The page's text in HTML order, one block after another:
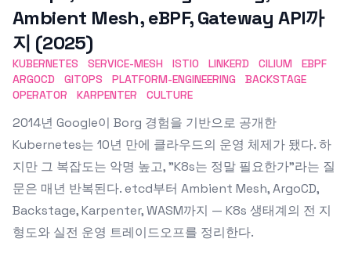
Ambient Mesh, eBPF, Gateway API까
지 (2025)
KUBERNETES SERVICE-MESH ISTIO LINKERD CILIUM
EBPF
ARGOCD
GITOPS PLATFORM-ENGINEERING
BACKSTAGE
OPERATOR
KARPENTER CULTURE
2014년 Google이 Borg 경험을 기반으로 공개한
Kubernetes는 10년 만에 클라우드의 운영 체제가 됐다. 하
지만 그 복잡도는 악명 높고, "K8s는 정말 필요한가"라는 질
문은 매년 반복된다. etcd부터 Ambient Mesh, ArgoCD,
Backstage, Karpenter, WASM까지 — K8s 생태계의 전 지
형도와 실전 운영 트레이드오프를 정리한다.